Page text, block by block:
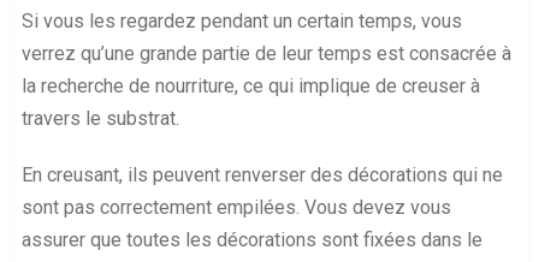
Si vous les regardez pendant un certain temps, vous
verrez qu’une grande partie de leur temps est consacrée à
la recherche de nourriture, ce qui implique de creuser à
travers le substrat.
En creusant, ils peuvent renverser des décorations qui ne
sont pas correctement empilées. Vous devez vous
assurer que toutes les décorations sont fixées dans le